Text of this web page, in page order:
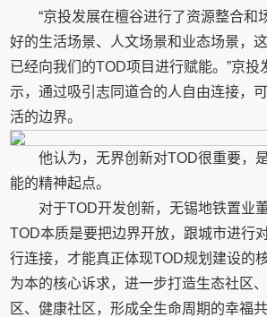
“京投发展在檀谷进行了资源整合和
好的生活场景、人文场景和业态场景，
已经向我们的TOD项目进行赋能。”京投
示，通过吸引志同道合的人自由连接，
活的边界。
他认为，无界创新对TOD很重要，
能的精神起点。
对于TOD开发创新，无锡地铁置业
TOD本质是要把边界开放，跟城市进行
行连接，才能真正体现TOD规划建设的
为本的核心诉求，进一步打造生态社区
区、健康社区，形成全生命周期的幸福